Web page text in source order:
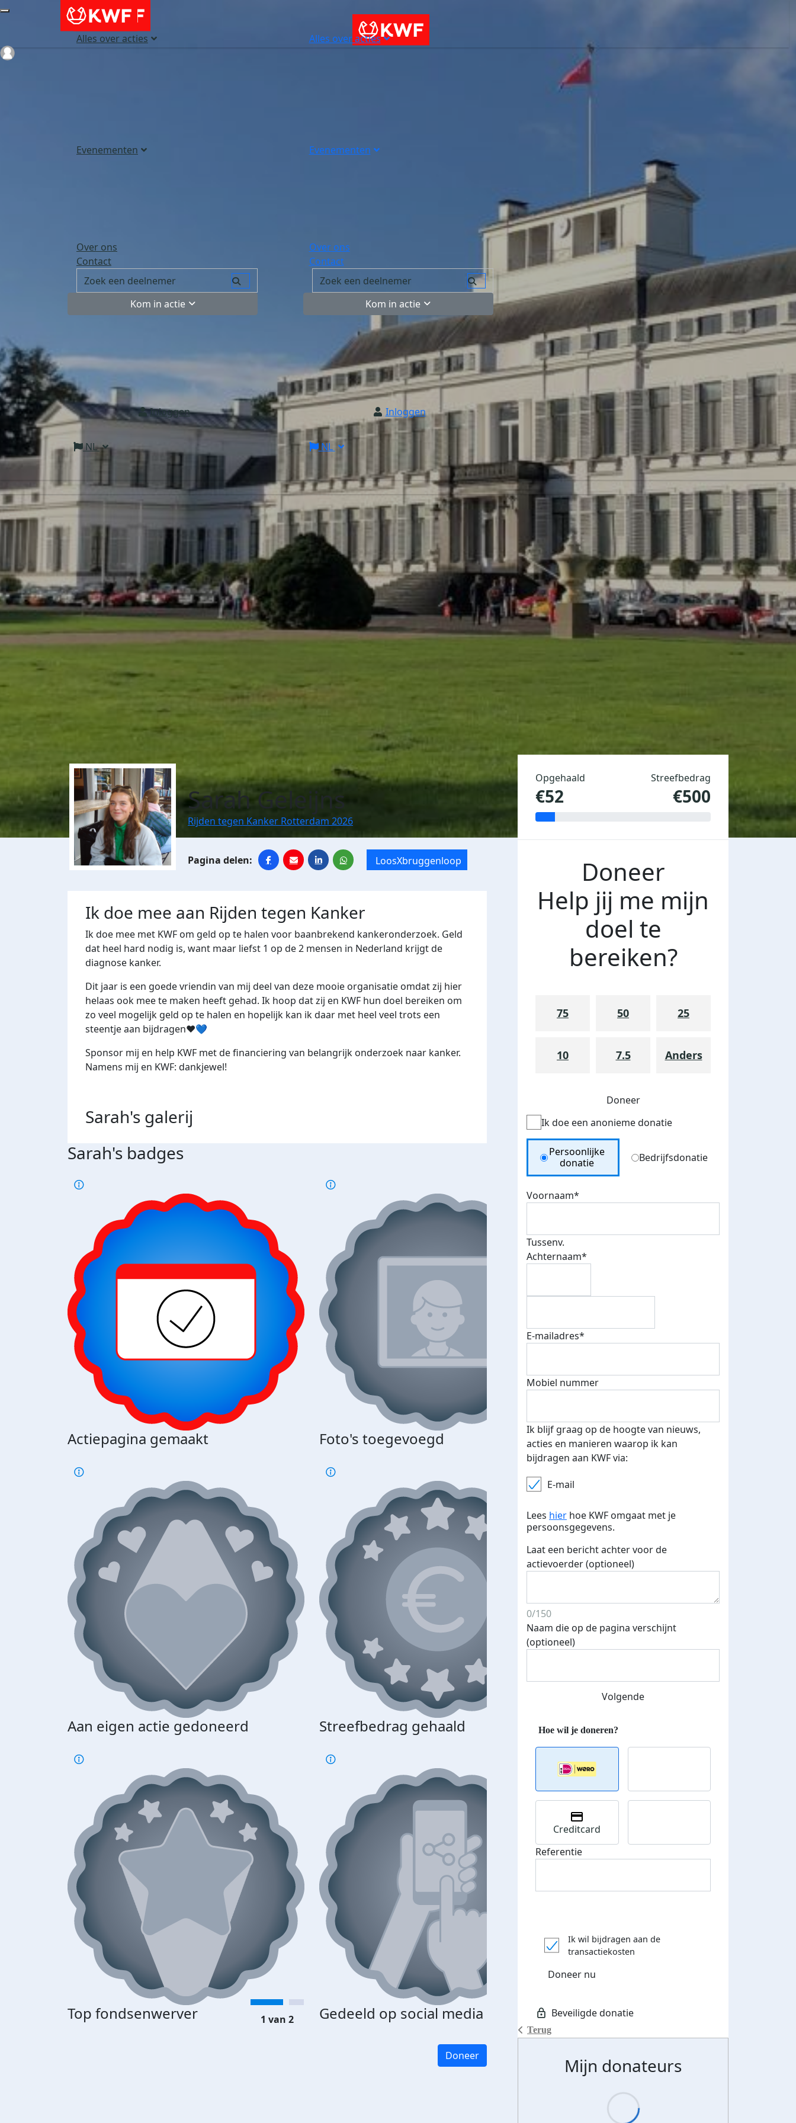
Alles over acties
Evenementen
Over ons
Contact
Kom in actie
Inloggen
NL
Alles over acties
Evenementen
Over ons
Contact
Kom in actie
Inloggen
NL
Sarah Geleijns
Rijden tegen Kanker Rotterdam 2026
LoosXbruggenloop
Ik doe mee aan Rijden tegen Kanker
Ik doe mee met KWF om geld op te halen voor baanbrekend kankeronderzoek. Geld
dat heel hard nodig is, want maar liefst 1 op de 2 mensen in Nederland krijgt de
diagnose kanker.
Dit jaar is een goede vriendin van mij deel van deze mooie organisatie omdat zij hier
helaas ook mee te maken heeft gehad. Ik hoop dat zij en KWF hun doel bereiken om
zo veel mogelijk geld op te halen en hopelijk kan ik daar met heel veel trots een
steentje aan bijdragen❤️💙
Sponsor mij en help KWF met de financiering van belangrijk onderzoek naar kanker.
Namens mij en KWF: dankjewel!
Sarah's galerij
Sarah's badges
Actiepagina gemaakt Foto's toegevoegd E-mails verstuurd
Aan eigen actie gedoneerd Streefbedrag gehaald Streefbedrag verhoogd
Top fondsenwerver Gedeeld op social media Donateurs bedankt
Top fondsenwerver
1 van 2
Doneer
Opgehaald
€52
Streefbedrag
€500
Doneer
Help jij me mijn
doel te
bereiken?
75 50 25
10 7.5 Anders
Doneer
Ik doe een anonieme donatie
Donation Type
Persoonlijke
donatie
Bedrijfsdonatie
Voornaam*
Tussenv.
Achternaam*
E-mailadres*
Mobiel nummer
Ik blijf graag op de hoogte van nieuws,
acties en manieren waarop ik kan
bijdragen aan KWF via:
E-mail
Lees hier hoe KWF omgaat met je
persoonsgegevens.
Laat een bericht achter voor de
actievoerder (optioneel)
0/150
Naam die op de pagina verschijnt
(optioneel)
Volgende
Terug
Creditcard
Referentie
Ik wil bijdragen aan de
transactiekosten
Doneer nu
Mijn donateurs